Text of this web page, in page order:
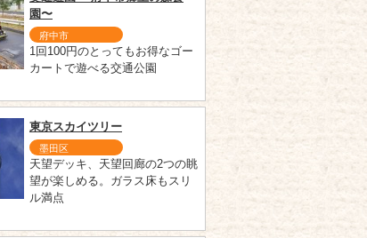
園〜
府中市
1回100円のとってもお得なゴー
カートで遊べる交通公園
東京スカイツリー
墨田区
天望デッキ、天望回廊の2つの眺
望が楽しめる。ガラス床もスリ
ル満点